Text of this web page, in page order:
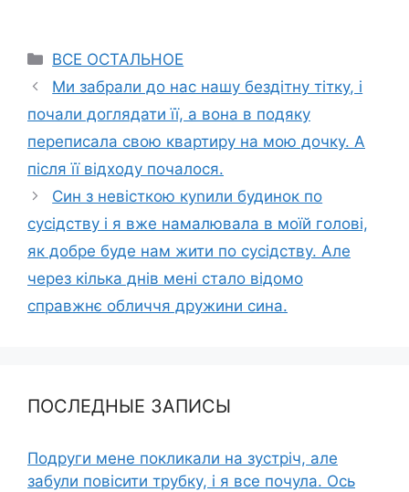
Categories
ВСЕ ОСТАЛЬНОЕ
Ми забрали до нас нашу бездітну тітку, і
почали доглядати її, а вона в подяку
переписала свою квартиру на мою дочку. А
після її відходу почалося.
Син з невісткою куnили будинок по
сусідству і я вже намалювала в моїй голові,
як добре буде нам жити по сусідству. Але
через кілька днів мені стало відомо
справжнє обличчя дружини сина.
ПОСЛЕДНЫЕ ЗАПИСЫ
Подруги мене покликали на зустріч, але
забули повісити трубку, і я все почула. Ось